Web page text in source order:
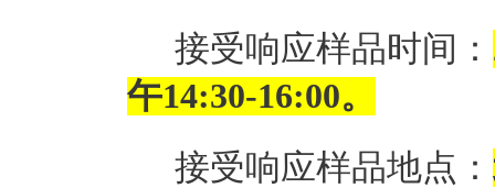
接受响应样品时间：
午14:30-16:00。
接受响应样品地点：